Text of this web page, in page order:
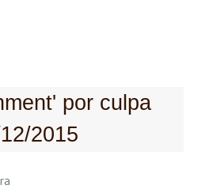
por culpa
2015